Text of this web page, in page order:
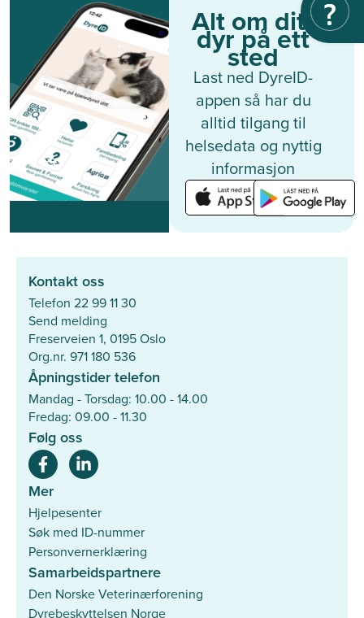
Alt om ditt
dyr på ett
sted
Last ned DyreID-
appen så har du
alltid tilgang til
helsedata og nyttig
informasjon
Kontakt oss
Telefon 22 99 11 30
Send melding
Freserveien 1, 0195 Oslo
Org.nr. 971 180 536
Åpningstider telefon
Mandag - Torsdag: 10.00 - 14.00
Fredag: 09.00 - 11.30
Følg oss
Mer
Hjelpesenter
Søk med ID-nummer
Personvernerklæring
Samarbeidspartnere
Den Norske Veterinærforening
Dyrebeskyttelsen Norge